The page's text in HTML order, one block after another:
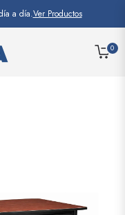
a día.Ver Productos
0